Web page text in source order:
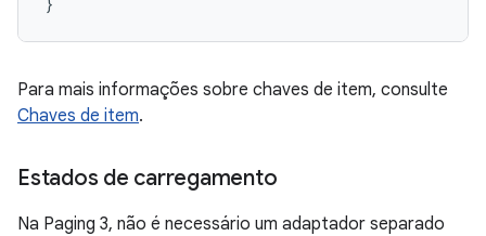
Para mais informações sobre chaves de item, consulte
Chaves de item.
Estados de carregamento
Na Paging 3, não é necessário um adaptador separado